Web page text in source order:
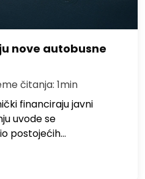
nove autobusne
čitanja: 1min
financiraju javni
uvode se
postojećih…